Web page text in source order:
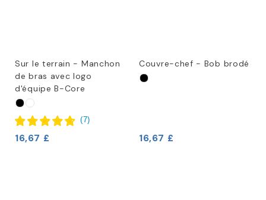
Sur le terrain - Manchon
de bras avec logo
d'équipe B-Core
(7)
16,67 £
Couvre-chef - Bob brodé
16,67 £